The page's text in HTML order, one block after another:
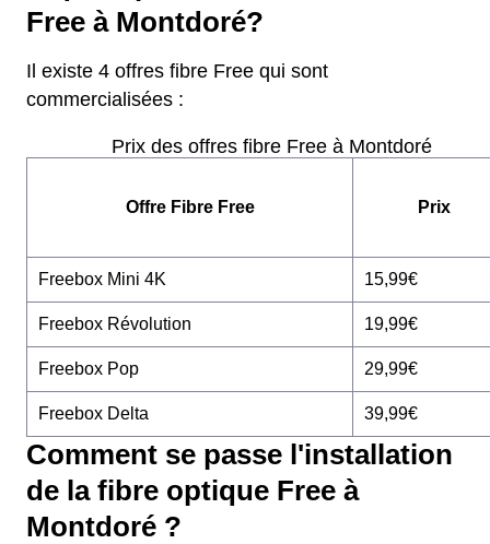
Free à Montdoré?
Il existe 4 offres fibre Free qui sont
commercialisées :
Prix des offres fibre Free à Montdoré
Offre Fibre Free Prix
Freebox Mini 4K 15,99€
Freebox Révolution 19,99€
Freebox Pop 29,99€
Freebox Delta 39,99€
Comment se passe l'installation
de la fibre optique Free à
Montdoré ?